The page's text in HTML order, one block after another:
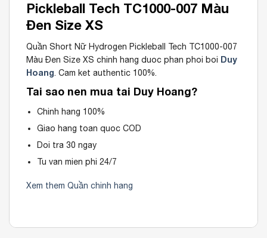
Pickleball Tech TC1000-007 Màu
Đen Size XS
Quần Short Nữ Hydrogen Pickleball Tech TC1000-007
Màu Đen Size XS chinh hang duoc phan phoi boi Duy
Hoang. Cam ket authentic 100%.
Tai sao nen mua tai Duy Hoang?
Chinh hang 100%
Giao hang toan quoc COD
Doi tra 30 ngay
Tu van mien phi 24/7
Xem them Quần chinh hang